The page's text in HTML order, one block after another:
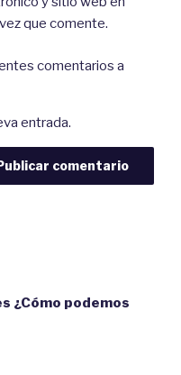
que comente.
comentarios a
entrada.
¿Cómo podemos